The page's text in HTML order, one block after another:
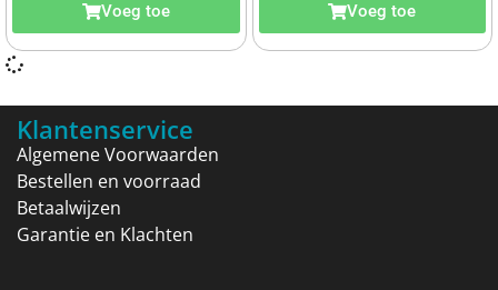
Voeg toe Voeg toe
Klantenservice
Algemene Voorwaarden
Bestellen en voorraad
Betaalwijzen
Garantie en Klachten